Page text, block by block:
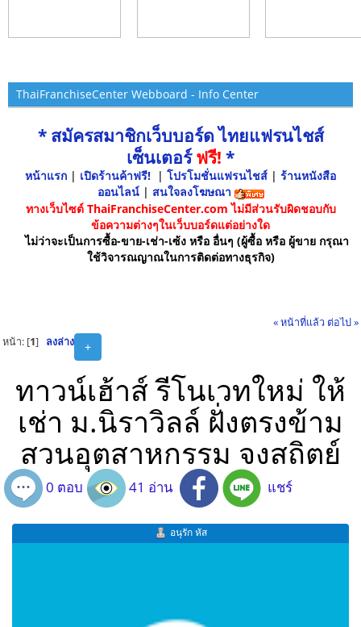
ThaiFranchiseCenter Webboard - Info Center
* สมัครสมาชิกเว็บบอร์ด ไทยแฟรนไชส์
เซ็นเตอร์ฟรี! *
หน้าแรก | เปิดร้านค้าฟรี! | โปรโมชั่นแฟรนไชส์ | ร้านหนังสือ
ออนไลน์ | สนใจลงโฆษณา
ทางเว็บไซต์ ThaiFranchiseCenter.com ไม่มีส่วนรับผิดชอบกับ
ข้อความต่างๆในเว็บบอร์ดแต่อย่างใด
ไม่ว่าจะเป็นการซื้อ-ขาย-เช่า-เซ้ง หรือ อื่นๆ (ผู้ซื้อ หรือ ผู้ขาย กรุณา
ใช้วิจารณญาณในการติดต่อทางธุรกิจ)
« หน้าที่แล้ว ต่อไป »
+
หน้า: [1] ลงล่าง
ทาวน์เฮ้าส์ รีโนเวทใหม่ ให้
เช่า ม.นิราวิลล์ ฝั่งตรงข้าม
สวนอุตสาหกรรม จงสถิตย์
0 ตอบ 41 อ่าน แชร์
อนุรัก หัส